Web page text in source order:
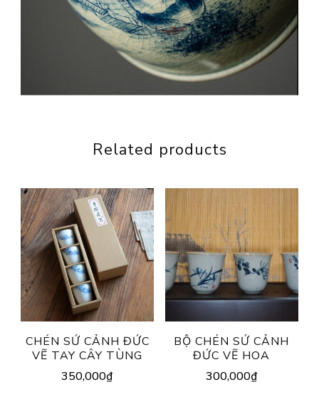
Related products
CHÉN SỨ CẢNH ĐỨC
VẼ TAY CÂY TÙNG
350,000₫
BỘ CHÉN SỨ CẢNH
ĐỨC VẼ HOA
300,000₫